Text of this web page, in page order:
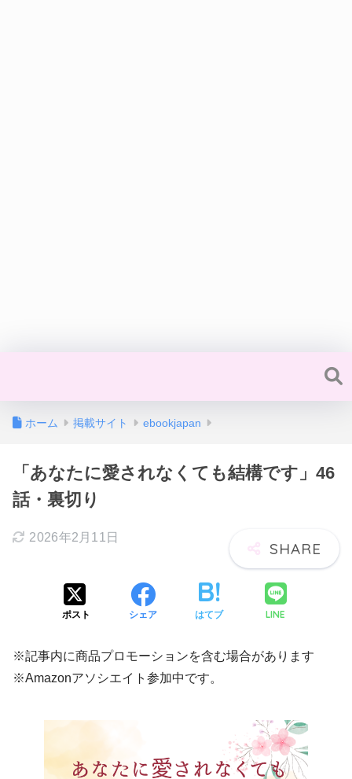
ホーム 掲載サイト ebookjapan
「あなたに愛されなくても結構です」46
話・裏切り
2026年2月11日
ポスト シェア はてブ LINE
※記事内に商品プロモーションを含む場合があります
※Amazonアソシエイト参加中です。